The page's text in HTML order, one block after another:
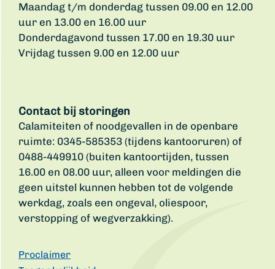
Maandag t/m donderdag tussen 09.00 en 12.00
uur en 13.00 en 16.00 uur
Donderdagavond tussen 17.00 en 19.30 uur
Vrijdag tussen 9.00 en 12.00 uur
Contact bij storingen
Calamiteiten of noodgevallen in de openbare
ruimte: 0345-585353 (tijdens kantooruren) of
0488-449910 (buiten kantoortijden, tussen
16.00 en 08.00 uur, alleen voor meldingen die
geen uitstel kunnen hebben tot de volgende
werkdag, zoals een ongeval, oliespoor,
verstopping of wegverzakking).
Proclaimer